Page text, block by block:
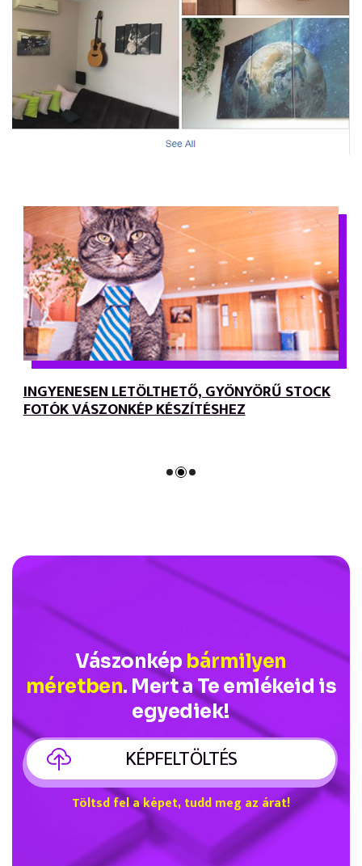
INGYENESEN LETÖLTHETŐ, GYÖNYÖRŰ STOCK
FOTÓK VÁSZONKÉP KÉSZÍTÉSHEZ
Vászonkép bármilyen
méretben. Mert a Te emlékeid is
egyediek!
KÉPFELTÖLTÉS
Töltsd fel a képet, tudd meg az árat!